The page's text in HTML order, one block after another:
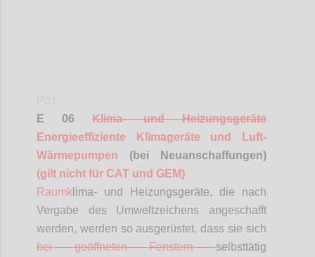
E 06 Klima- und Heizungsgeräte
Energieeffiziente Klimageräte und Luft-
Wärmepumpen (bei Neuanschaffungen)
(gilt nicht für CAT und GEM)
Raumk lima- und Heizungsgeräte, die nach
Vergabe des Umweltzeichens angeschafft
werden, werden so ausgerüstet, dass sie sich
bei geöffneten Fensternselbsttätig